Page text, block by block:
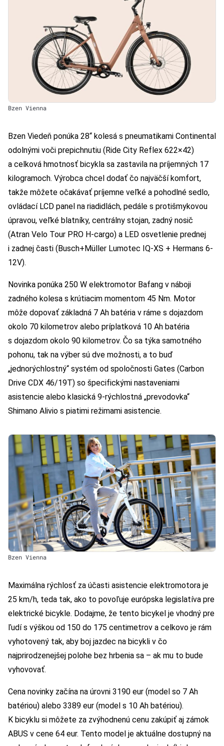
Bzen Vienna
Bzen Viedeň ponúka 28“ kolesá s pneumatikami Continental
odolnými voči prepichnutiu (Ride City Reflex 622×42)
a celková hmotnosť bicykla sa zastavila na príjemných 17
kilogramoch. Výrobca chcel dodať čo najväčší komfort,
takže môžete očakávať príjemne veľké a pohodlné sedlo,
ovládací LCD panel na riadidlách, pedále s protišmykovou
úpravou, veľké blatníky, centrálny stojan, zadný nosič
(Atran Velo Tour PRO H-cargo) a LED osvetlenie prednej
i zadnej časti (Busch+Müller Lumotec IQ-XS + Hermans 6-
12V).
Novinka ponúka 250 W elektromotor Bafang v náboji
zadného kolesa s krútiacim momentom 45 Nm. Motor
môže dopovať základná 7 Ah batéria v ráme s dojazdom
okolo 70 kilometrov alebo príplatková 10 Ah batéria
s dojazdom okolo 90 kilometrov. Čo sa týka samotného
pohonu, tak na výber sú dve možnosti, a to buď
„jednorýchlostný“ systém od spoločnosti Gates (Carbon
Drive CDX 46/19T) so špecifickými nastaveniami
asistencie alebo klasická 9-rýchlostná „prevodovka“
Shimano Alivio s piatimi režimami asistencie.
Bzen Vienna
Maximálna rýchlosť za účasti asistencie elektromotora je
25 km/h, teda tak, ako to povoľuje európska legislatíva pre
elektrické bicykle. Dodajme, že tento bicykel je vhodný pre
ľudí s výškou od 150 do 175 centimetrov a celkovo je rám
vyhotovený tak, aby boj jazdec na bicykli v čo
najprirodzenejšej polohe bez hrbenia sa – ak mu to bude
vyhovovať.
Cena novinky začína na úrovni 3190 eur (model so 7 Ah
batériou) alebo 3389 eur (model s 10 Ah batériou).
K bicyklu si môžete za zvýhodnenú cenu zakúpiť aj zámok
ABUS v cene 64 eur. Tento model je aktuálne dostupný na